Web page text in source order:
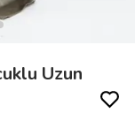
Uzun